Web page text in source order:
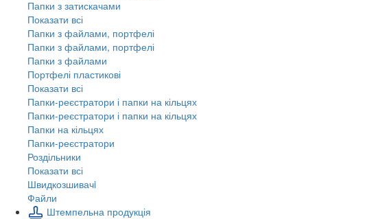
Папки з затискачами
Показати всі
Папки з файлами, портфелі
Папки з файлами, портфелі
Папки з файлами
Портфелі пластикові
Показати всі
Папки-реєстратори і папки на кільцях
Папки-реєстратори і папки на кільцях
Папки на кільцях
Папки-реєстратори
Роздільники
Показати всі
Швидкозшивачi
Файли
Штемпельна продукція